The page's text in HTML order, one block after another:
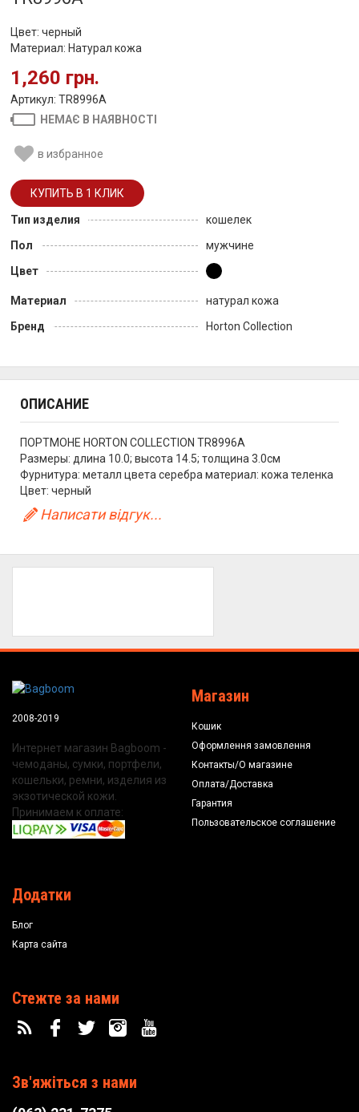
Цвет: черный
Материал: Натурал кожа
1,260 грн.
Артикул: TR8996A
НЕМАЄ В НАЯВНОСТІ
в избранное
Тип изделия
кошелек
Пол
мужчине
Цвет
Материал
натурал кожа
Бренд
Horton Collection
ОПИСАНИЕ
ПОРТМОНЕ HORTON COLLECTION TR8996A
Размеры: длина 10.0; высота 14.5; толщина 3.0см
Фурнитура: металл цвета серебра материал: кожа теленка
Цвет: черный
Написати відгук...
2008-2019
Интернет магазин Bagboom -
чемоданы, сумки, портфели,
кошельки, ремни, изделия из
экзотической кожи.
Принимаем к оплате:
Магазин
Кошик
Оформлення замовлення
Контакты/О магазине
Оплата/Доставка
Гарантия
Пользовательское соглашение
Додатки
Блог
Карта сайта
Стежте за нами
Зв'яжіться з нами